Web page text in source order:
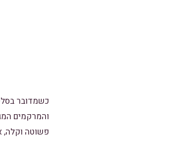
כשמדובר
והמרקמים
פשוטה וקלה,